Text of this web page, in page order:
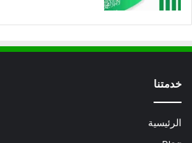
خدمتنا
الرئيسية